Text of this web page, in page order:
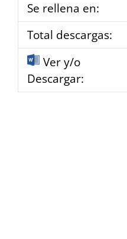
Se rellena en:
Total descargas:
Ver y/o
Descargar: